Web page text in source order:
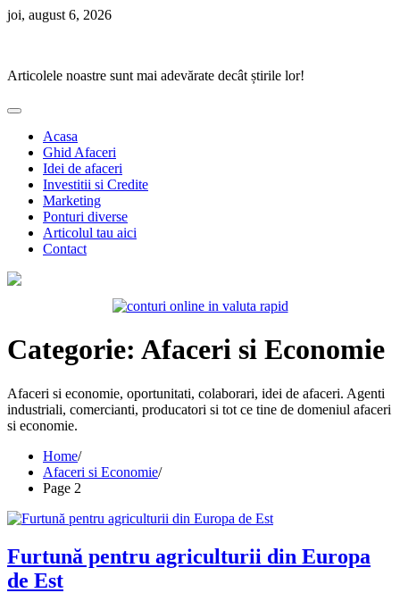
Skip
joi, august 6, 2026
Articolele noastre sunt mai adevărate decât știrile lor!
Acasa
Ghid Afaceri
Idei de afaceri
Investitii si Credite
Marketing
Ponturi diverse
Articolul tau aici
Contact
Categorie: Afaceri si Economie
Afaceri si economie, oportunitati, colaborari, idei de afaceri. Agenti
industriali, comercianti, producatori si tot ce tine de domeniul afaceri
si economie.
Home
Afaceri si Economie
Page 2
Furtună pentru agriculturii din Europa
de Est